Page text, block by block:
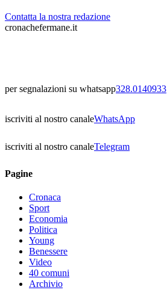
Contatta la nostra redazione
cronachefermane.it
per segnalazioni su whatsapp328.0140933
iscriviti al nostro canaleWhatsApp
iscriviti al nostro canaleTelegram
Pagine
Cronaca
Sport
Economia
Politica
Young
Benessere
Video
40 comuni
Archivio